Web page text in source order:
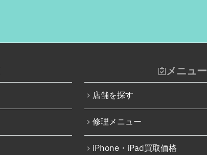
メニュー
店舗を探す
修理メニュー
iPhone・iPad買取価格